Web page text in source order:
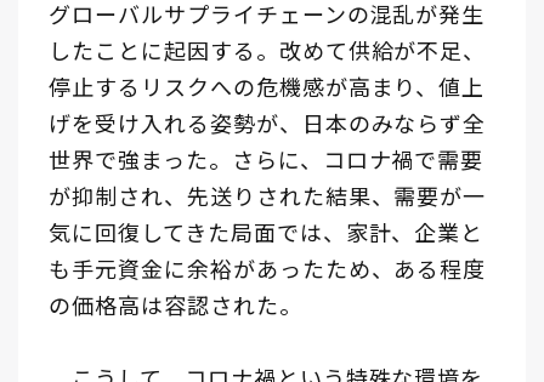
グローバルサプライチェーンの混乱が発生
したことに起因する。改めて供給が不足、
停止するリスクへの危機感が高まり、値上
げを受け入れる姿勢が、日本のみならず全
世界で強まった。さらに、コロナ禍で需要
が抑制され、先送りされた結果、需要が一
気に回復してきた局面では、家計、企業と
も手元資金に余裕があったため、ある程度
の価格高は容認された。